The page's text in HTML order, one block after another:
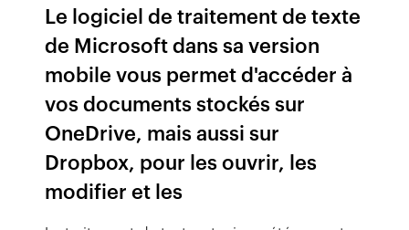
Le logiciel de traitement de texte
de Microsoft dans sa version
mobile vous permet d'accéder à
vos documents stockés sur
OneDrive, mais aussi sur
Dropbox, pour les ouvrir, les
modifier et les